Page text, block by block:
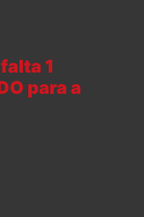
1
para a